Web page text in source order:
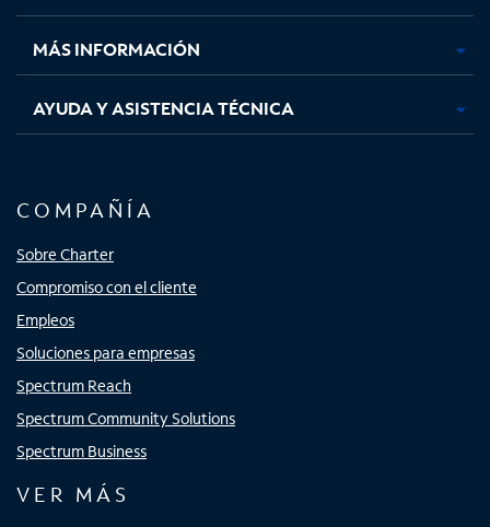
nuevanuevanuevanueva
MÁS INFORMACIÓN
AYUDA Y ASISTENCIA TÉCNICA
COMPAÑÍA
Sobre Charter
Compromiso con el cliente
Empleos
Soluciones para empresas
Spectrum Reach
Spectrum Community Solutions
Spectrum Business
VER MÁS